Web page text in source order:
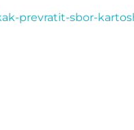
prevratit-sbor-